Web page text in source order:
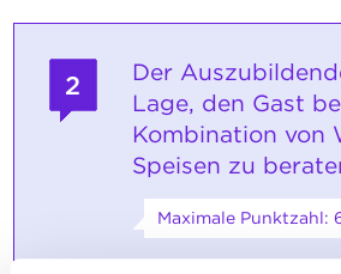
2
Der
Lage, den Gast
Kombination von
Speisen zu
Maximale Punktzahl: